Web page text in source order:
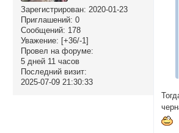
Зарегистрирован: 2020-01-23
Приглашений: 0
Сообщений: 178
Уважение: [+36/-1]
Провел на форуме:
5 дней 11 часов
Последний визит:
2025-07-09 21:30:33